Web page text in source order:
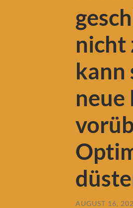
nicht
kann
neue
AUGUST 16,